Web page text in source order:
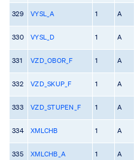
329 VYSL_A 1 A
330 VYSL_D 1 A
331 VZD_OBOR_F 1 A
332 VZD_SKUP_F 1 A
333 VZD_STUPEN_F 1 A
334 XMLCHB 1 A
335 XMLCHB_A 1 A